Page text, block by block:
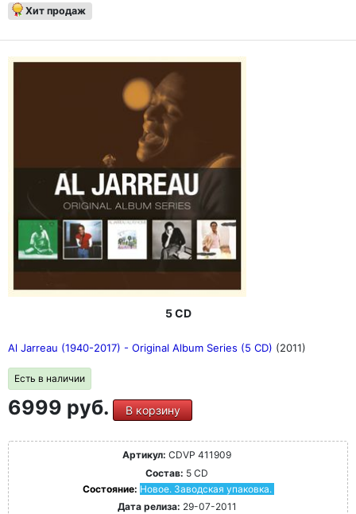
Хит продаж
5 CD
Al Jarreau (1940-2017) - Original Album Series (5 CD) (2011)
Есть в наличии
6999 руб. В корзину
Артикул: CDVP 411909
Состав: 5 CD
Состояние: Новое. Заводская упаковка.
Дата релиза: 29-07-2011